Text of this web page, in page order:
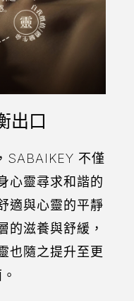
出口
SABAIKEY 不僅
心靈尋求和諧的
適與心靈的平靜
的滋養與舒緩，
也隨之提升至更